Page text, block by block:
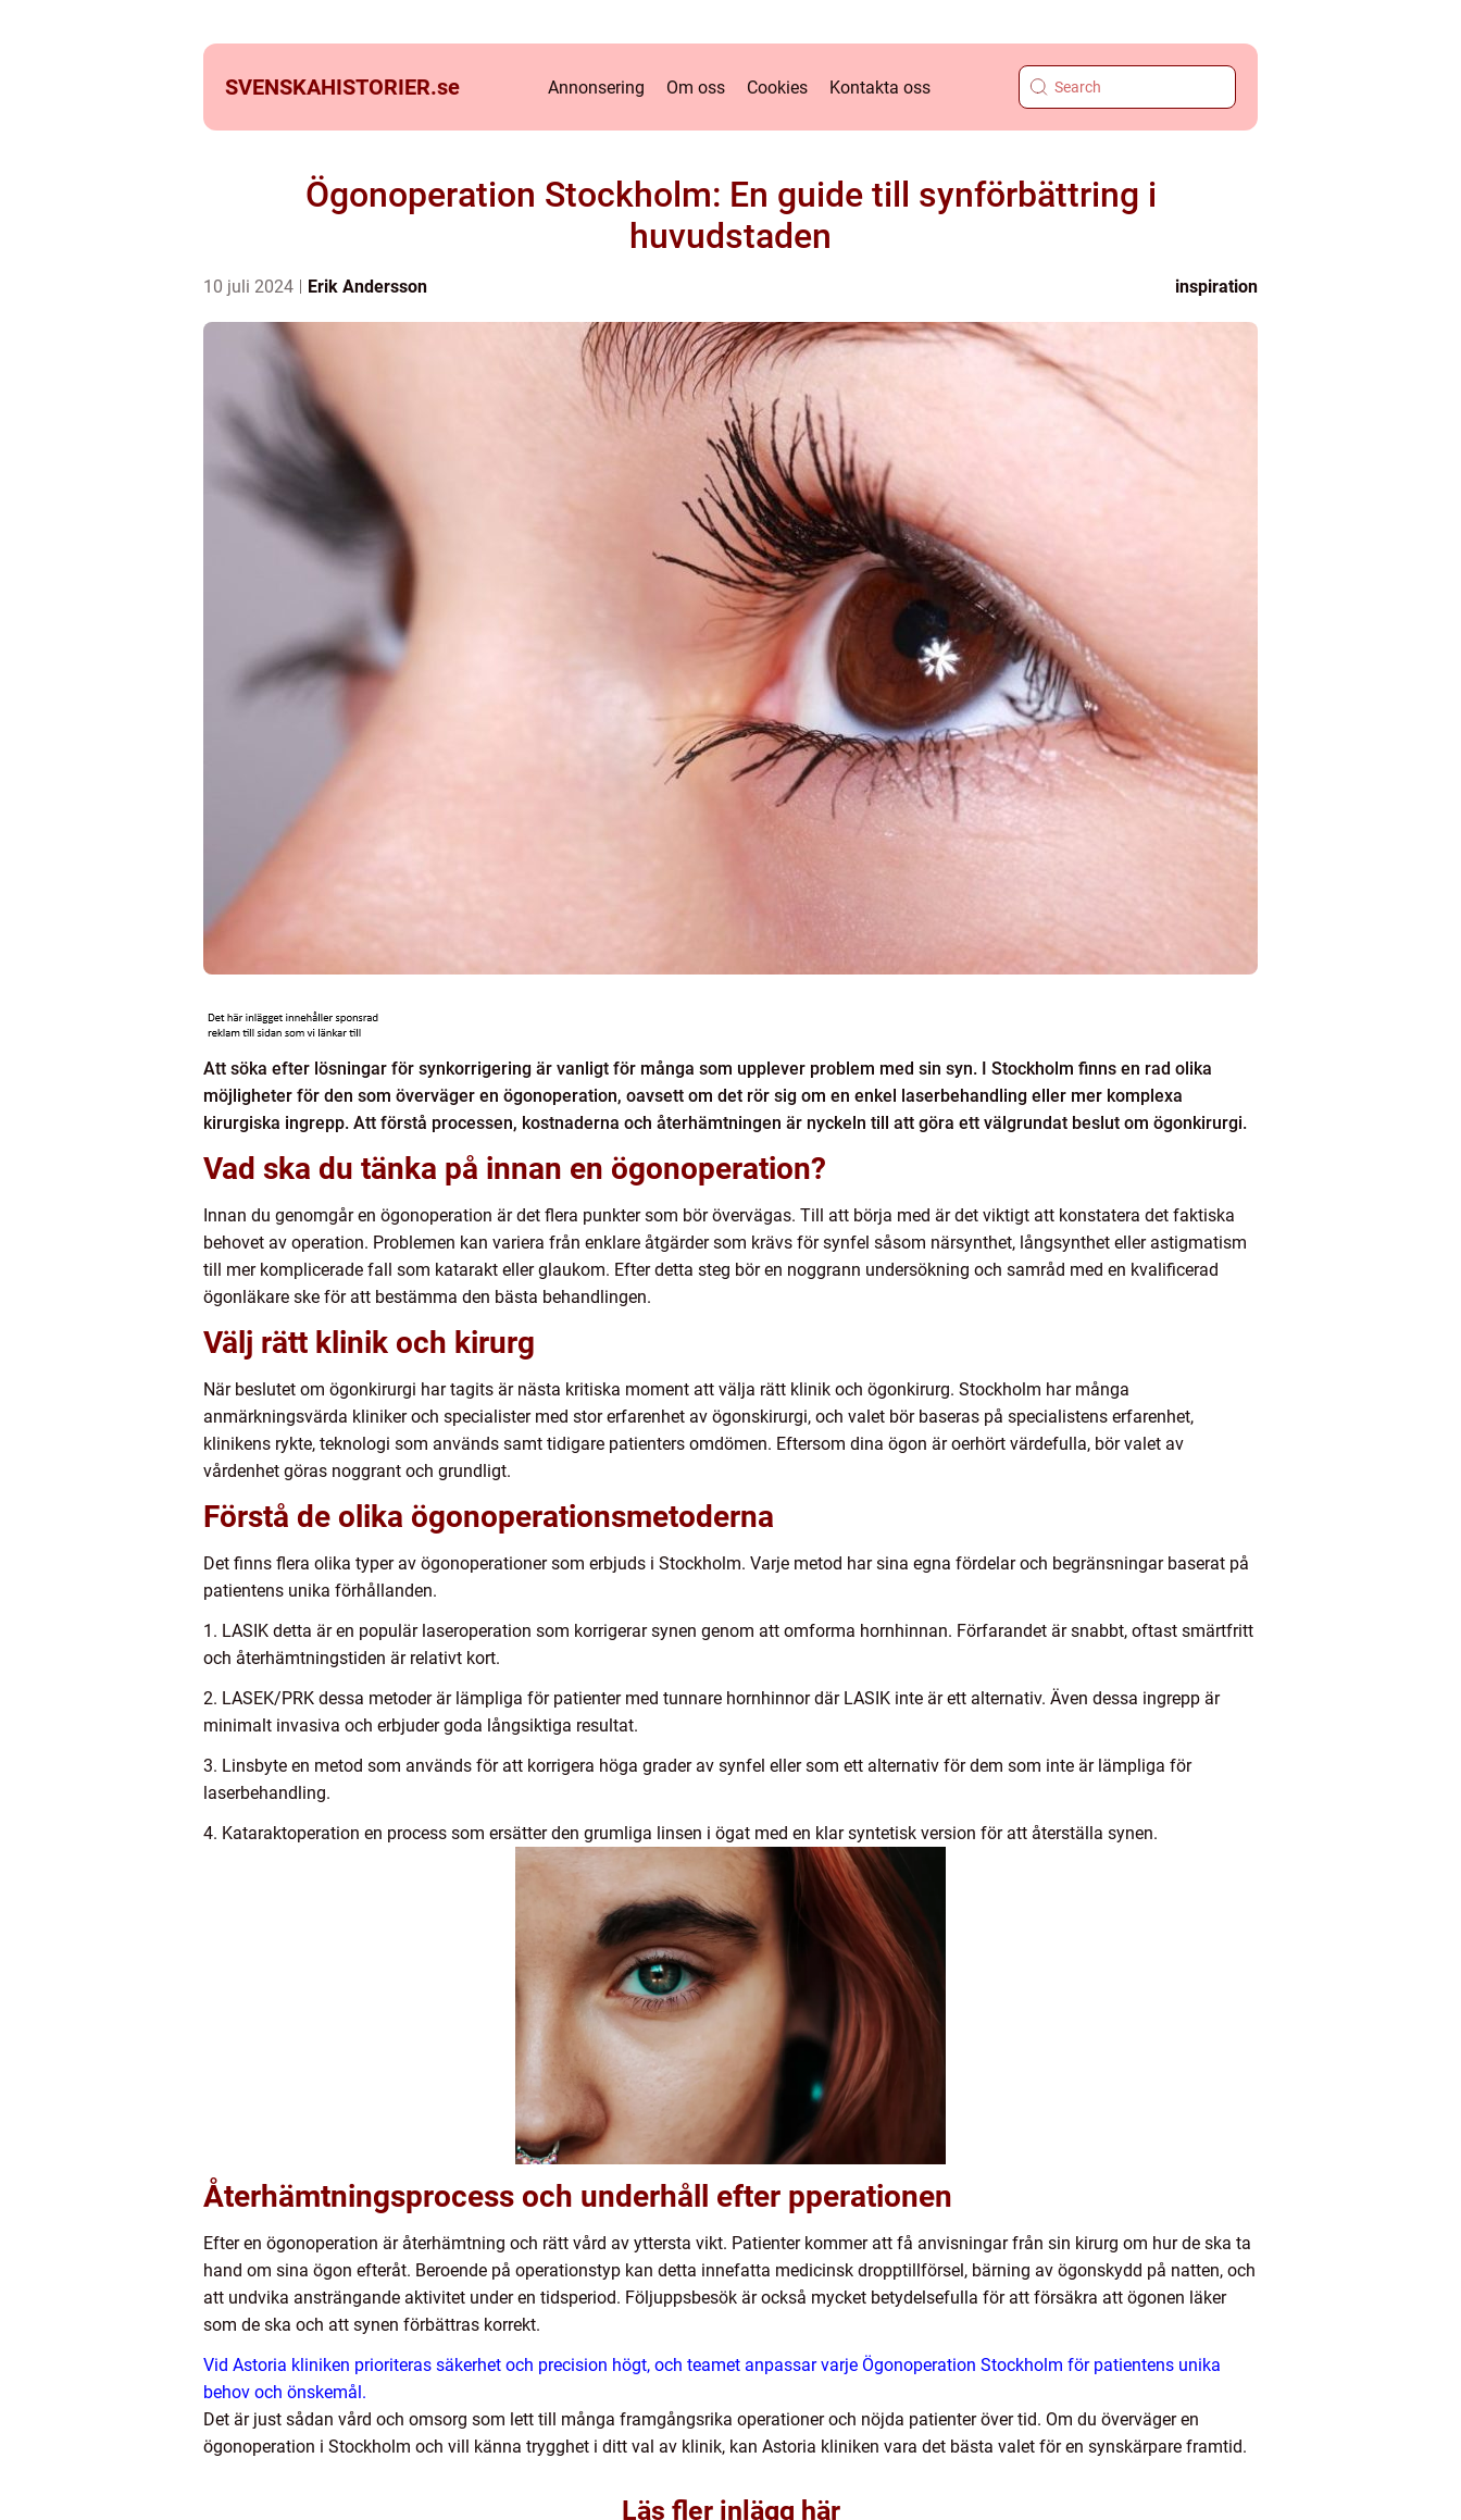
SVENSKAHISTORIER.se Annonsering Om oss Cookies Kontakta oss
Ögonoperation Stockholm: En guide till synförbättring i
huvudstaden
10 juli 2024 Erik Andersson inspiration
Att söka efter lösningar för synkorrigering är vanligt för många som upplever problem med sin syn. I Stockholm finns en rad olika
möjligheter för den som överväger en ögonoperation, oavsett om det rör sig om en enkel laserbehandling eller mer komplexa
kirurgiska ingrepp. Att förstå processen, kostnaderna och återhämtningen är nyckeln till att göra ett välgrundat beslut om ögonkirurgi.
Vad ska du tänka på innan en ögonoperation?
Innan du genomgår en ögonoperation är det flera punkter som bör övervägas. Till att börja med är det viktigt att konstatera det faktiska
behovet av operation. Problemen kan variera från enklare åtgärder som krävs för synfel såsom närsynthet, långsynthet eller astigmatism
till mer komplicerade fall som katarakt eller glaukom. Efter detta steg bör en noggrann undersökning och samråd med en kvalificerad
ögonläkare ske för att bestämma den bästa behandlingen.
Välj rätt klinik och kirurg
När beslutet om ögonkirurgi har tagits är nästa kritiska moment att välja rätt klinik och ögonkirurg. Stockholm har många
anmärkningsvärda kliniker och specialister med stor erfarenhet av ögonskirurgi, och valet bör baseras på specialistens erfarenhet,
klinikens rykte, teknologi som används samt tidigare patienters omdömen. Eftersom dina ögon är oerhört värdefulla, bör valet av
vårdenhet göras noggrant och grundligt.
Förstå de olika ögonoperationsmetoderna
Det finns flera olika typer av ögonoperationer som erbjuds i Stockholm. Varje metod har sina egna fördelar och begränsningar baserat på
patientens unika förhållanden.
1. LASIK detta är en populär laseroperation som korrigerar synen genom att omforma hornhinnan. Förfarandet är snabbt, oftast smärtfritt
och återhämtningstiden är relativt kort.
2. LASEK/PRK dessa metoder är lämpliga för patienter med tunnare hornhinnor där LASIK inte är ett alternativ. Även dessa ingrepp är
minimalt invasiva och erbjuder goda långsiktiga resultat.
3. Linsbyte en metod som används för att korrigera höga grader av synfel eller som ett alternativ för dem som inte är lämpliga för
laserbehandling.
4. Kataraktoperation en process som ersätter den grumliga linsen i ögat med en klar syntetisk version för att återställa synen.
Återhämtningsprocess och underhåll efter pperationen
Efter en ögonoperation är återhämtning och rätt vård av yttersta vikt. Patienter kommer att få anvisningar från sin kirurg om hur de ska ta
hand om sina ögon efteråt. Beroende på operationstyp kan detta innefatta medicinsk dropptillförsel, bärning av ögonskydd på natten, och
att undvika ansträngande aktivitet under en tidsperiod. Följuppsbesök är också mycket betydelsefulla för att försäkra att ögonen läker
som de ska och att synen förbättras korrekt.
Vid Astoria kliniken prioriteras säkerhet och precision högt, och teamet anpassar varje Ögonoperation Stockholm för patientens unika
behov och önskemål.
Det är just sådan vård och omsorg som lett till många framgångsrika operationer och nöjda patienter över tid. Om du överväger en
ögonoperation i Stockholm och vill känna trygghet i ditt val av klinik, kan Astoria kliniken vara det bästa valet för en synskärpare framtid.
Läs fler inlägg här